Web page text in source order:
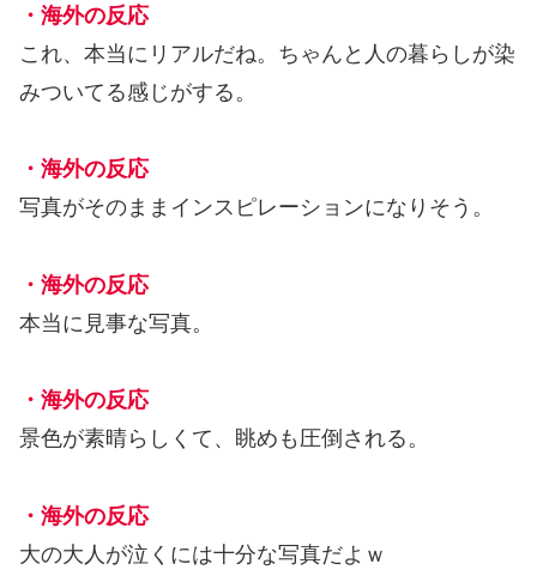
・海外の反応
これ、本当にリアルだね。ちゃんと人の暮らしが染
みついてる感じがする。
・海外の反応
写真がそのままインスピレーションになりそう。
・海外の反応
本当に見事な写真。
・海外の反応
景色が素晴らしくて、眺めも圧倒される。
・海外の反応
大の大人が泣くには十分な写真だよｗ